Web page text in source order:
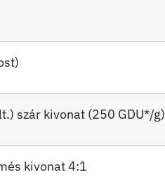
szár kivonat (250 GDU*/g)
kivonat 4:1